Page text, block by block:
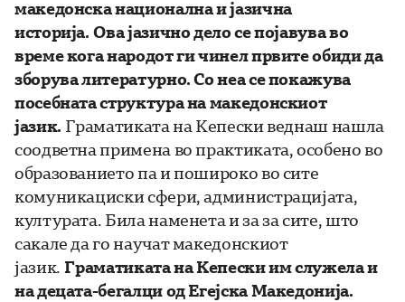
македонска национална и јазична
историја. Ова јазично дело се појавува во
време кога народот ги чинел првите обиди да
зборува литературно. Со неа се покажува
посебната структура на македонскиот
јазик. Граматиката на Кепески веднаш нашла
соодветна примена во практиката, особено во
образованието па и пошироко во сите
комуникациски сфери, администрацијата,
културата. Била наменета и за за сите, што
сакале да го научат македонскиот
јазик. Граматиката на Кепески им служела и
на децата-бегалци од Егејска Македонија.